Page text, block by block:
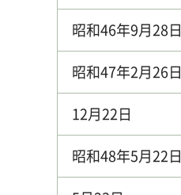
昭和46年9月28日
昭和47年2月26日
12月22日
昭和48年5月22日